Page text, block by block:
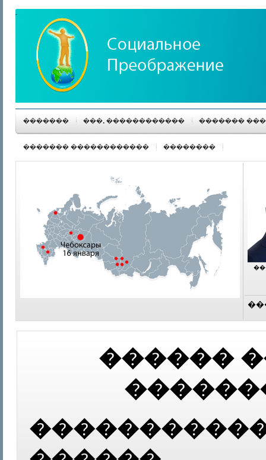
������� ���. ������������ �������
������� ������������ ��������
������